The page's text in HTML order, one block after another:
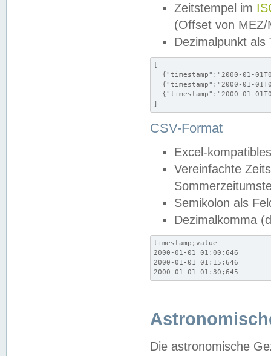
Zeitstempel im
(Offset von MEZ/
Dezimalpunkt als
[
{"timestamp":"2000-01-
{"timestamp":"2000-01-
{"timestamp":"2000-01-
]
CSV-Format
Excel-
Vereinfachte
Semikolon als
Dezimalkomma
timestamp;value
2000-01-01 01:00;646
2000-01-01 01:15;646
2000-01-01 01:30;645
Die astronomische